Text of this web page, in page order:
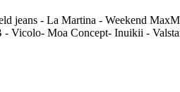
- La Martina - Weekend
Vicolo- Moa Concept- Inuikii -